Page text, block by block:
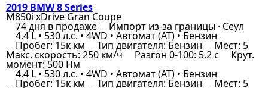
2019 BMW 8 Series
M850i xDrive Gran Coupe
74 дня в продаже Импорт из-за границы · Сеул
4.4 L • 530 л.с. • 4WD • Автомат (AT) • Бензин
Пробег: 15к км Тип двигателя: Бензин Мест: 5
Макс. скорость: 250 км/ч Разгон 0-100: 5.2 с Крут.
момент: 500 Нм
4.4 L • 530 л.с. • 4WD • Автомат (AT) • Бензин
Пробег: 15к км Тип двигателя: Бензин Мест: 5